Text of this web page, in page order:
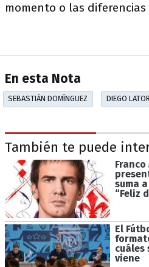
momento o las
En esta Nota
SEBASTIÁN DOMÍNGUEZ DIEGO
También te puede
suma
“Feliz
El
cuáles
viene